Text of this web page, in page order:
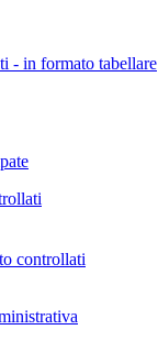
- in formato tabellare
controllati